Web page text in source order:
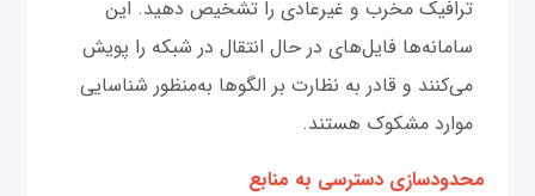
ترافیک مخرب و غیرعادی را تشخیص دهید. این
سامانه‌ها فایل‌های در حال انتقال در شبکه را پویش
می‌کنند و قادر به نظارت بر الگوها به‌منظور شناسایی
موارد مشکوک هستند.
محدودسازی دسترسی به منابع